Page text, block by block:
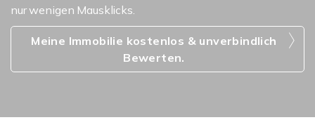
nur wenigen Mausklicks.
Meine Immobilie kostenlos & unverbindlich
Bewerten.